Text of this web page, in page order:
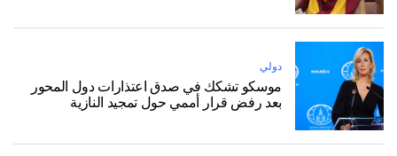
دولي
موسكو تشكك في صدق اعتذارات دول المحور
بعد رفض قرار أممي حول تمجيد النازية